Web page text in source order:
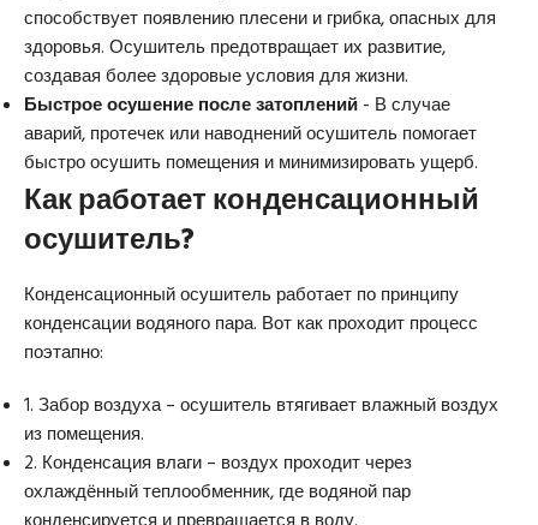
способствует появлению плесени и грибка, опасных для
здоровья. Осушитель предотвращает их развитие,
создавая более здоровые условия для жизни.
Быстрое осушение после затоплений - В случае
аварий, протечек или наводнений осушитель помогает
быстро осушить помещения и минимизировать ущерб.
Как работает конденсационный
осушитель?
Конденсационный осушитель работает по принципу
конденсации водяного пара. Вот как проходит процесс
поэтапно:
1. Забор воздуха – осушитель втягивает влажный воздух
из помещения.
2. Конденсация влаги – воздух проходит через
охлаждённый теплообменник, где водяной пар